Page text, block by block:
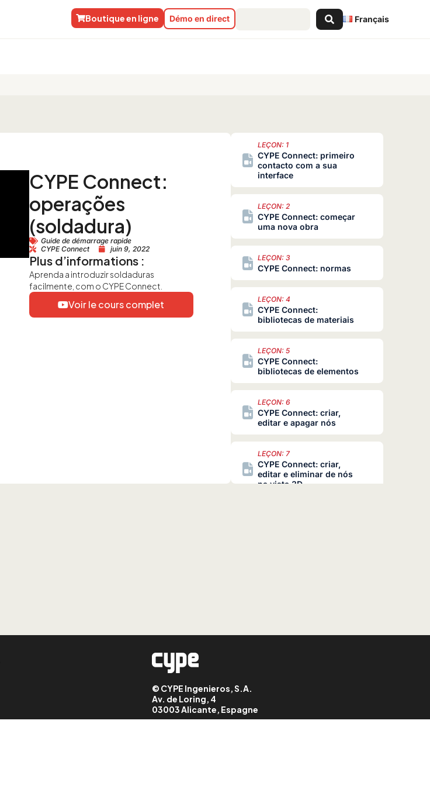
Français
Search
...
Démo en direct
Boutique en ligne
CYPE Connect:
operações
(soldadura)
Guide de démarrage rapide
CYPE Connect
juin 9, 2022
Plus d’informations :
Aprenda a introduzir soldaduras
facilmente, com o CYPE Connect.
Voir le cours complet
LEÇON: 1
CYPE Connect: primeiro
contacto com a sua
interface
LEÇON: 2
CYPE Connect: começar
uma nova obra
LEÇON: 3
CYPE Connect: normas
LEÇON: 4
CYPE Connect:
bibliotecas de materiais
LEÇON: 5
CYPE Connect:
bibliotecas de elementos
LEÇON: 6
CYPE Connect: criar,
editar e apagar nós
LEÇON: 7
CYPE Connect: criar,
editar e eliminar de nós
na vista 3D
CYPE Connect:
operações (perfil)
© CYPE Ingenieros, S.A.
Av. de Loring, 4
03003 Alicante, Espagne